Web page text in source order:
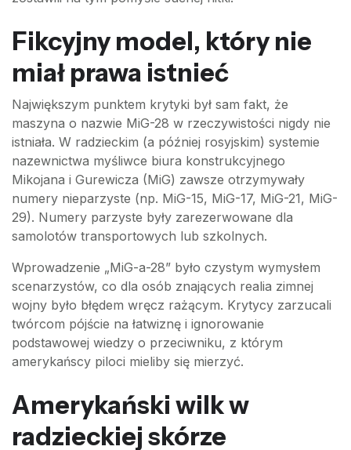
Fikcyjny model, który nie
miał prawa istnieć
Największym punktem krytyki był sam fakt, że
maszyna o nazwie MiG-28 w rzeczywistości nigdy nie
istniała. W radzieckim (a później rosyjskim) systemie
nazewnictwa myśliwce biura konstrukcyjnego
Mikojana i Gurewicza (MiG) zawsze otrzymywały
numery nieparzyste (np. MiG-15, MiG-17, MiG-21, MiG-
29). Numery parzyste były zarezerwowane dla
samolotów transportowych lub szkolnych.
Wprowadzenie „MiG-a-28” było czystym wymysłem
scenarzystów, co dla osób znających realia zimnej
wojny było błędem wręcz rażącym. Krytycy zarzucali
twórcom pójście na łatwiznę i ignorowanie
podstawowej wiedzy o przeciwniku, z którym
amerykańscy piloci mieliby się mierzyć.
Amerykański wilk w
radzieckiej skórze